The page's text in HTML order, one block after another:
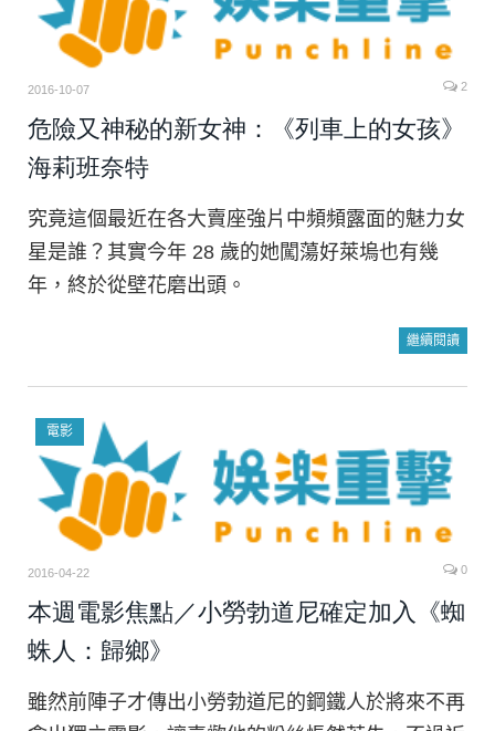
2016-10-07 2
危險又神秘的新女神：《列車上的女孩》
海莉班奈特
究竟這個最近在各大賣座強片中頻頻露面的魅力女
星是誰？其實今年 28 歲的她闖蕩好萊塢也有幾
年，終於從壁花磨出頭。
繼續閱讀
電影
2016-04-22 0
本週電影焦點／小勞勃道尼確定加入《蜘
蛛人：歸鄉》
雖然前陣子才傳出小勞勃道尼的鋼鐵人於將來不再